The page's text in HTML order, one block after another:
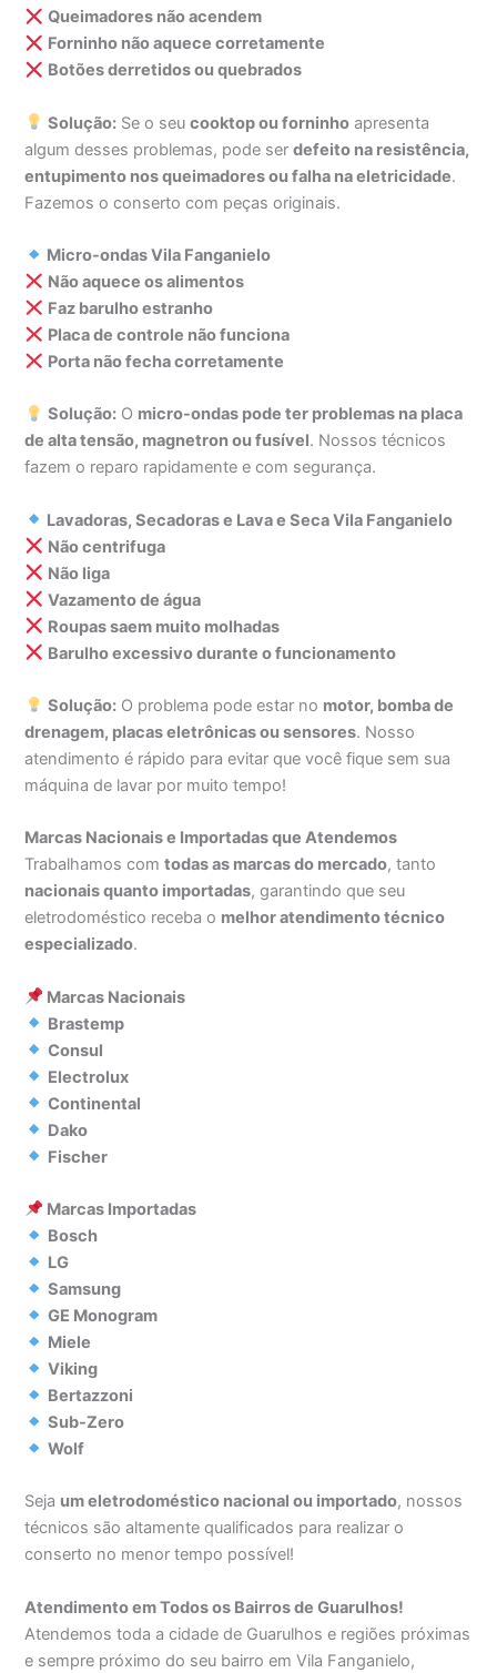
Queimadores não acendem
Forninho não aquece corretamente
Botões derretidos ou quebrados
Solução: Se o seucooktop ou forninho apresenta
algum desses problemas, pode serdefeito na resistência,
entupimento nos queimadores ou falha na eletricidade.
Fazemos o conserto com peças originais.
Micro-ondas Vila Fanganielo
Não aquece os alimentos
Faz barulho estranho
Placa de controle não funciona
Porta não fecha corretamente
Solução: O micro-ondas pode ter problemas na placa
de alta tensão, magnetron ou fusível. Nossos técnicos
fazem o reparo rapidamente e com segurança.
Lavadoras, Secadoras e Lava e Seca Vila Fanganielo
Não centrifuga
Não liga
Vazamento de água
Roupas saem muito molhadas
Barulho excessivo durante o funcionamento
Solução: O problema pode estar no motor, bomba de
drenagem, placas eletrônicas ou sensores. Nosso
atendimento é rápido para evitar que você fique sem sua
máquina de lavar por muito tempo!
Marcas Nacionais e Importadas que Atendemos
Trabalhamos comtodas as marcas do mercado, tanto
nacionais quanto importadas, garantindo que seu
eletrodoméstico receba o melhor atendimento técnico
especializado.
Marcas Nacionais
Brastemp
Consul
Electrolux
Continental
Dako
Fischer
Marcas Importadas
Bosch
LG
Samsung
GE Monogram
Miele
Viking
Bertazzoni
Sub-Zero
Wolf
Seja um eletrodoméstico nacional ou importado, nossos
técnicos são altamente qualificados para realizar o
conserto no menor tempo possível!
Atendimento em Todos os Bairros de Guarulhos!
Atendemos toda a cidade de Guarulhos e regiões próximas
e sempre próximo do seu bairro em Vila Fanganielo,